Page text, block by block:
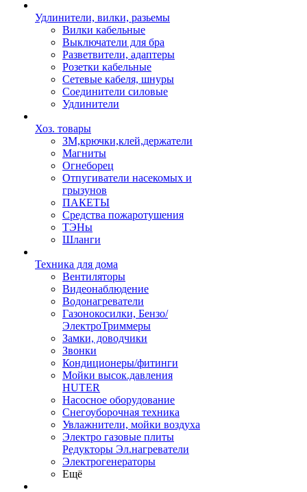
Удлинители, вилки, разьемы
Вилки кабельные
Выключатели для бра
Разветвители, адаптеры
Розетки кабельные
Сетевые кабеля, шнуры
Соединители силовые
Удлинители
Хоз. товары
ЗМ,крючки,клей,держатели
Магниты
Огнеборец
Отпугиватели насекомых и
грызунов
ПАКЕТЫ
Средства пожаротушения
ТЭНы
Шланги
Техника для дома
Вентиляторы
Видеонаблюдение
Водонагреватели
Газонокосилки, Бензо/
ЭлектроТриммеры
Замки, доводчики
Звонки
Кондиционеры/фитинги
Мойки высок.давления
HUTER
Насосное оборудование
Снегоуборочная техника
Увлажнители, мойки воздуха
Электро газовые плиты
Редукторы Эл.нагреватели
Электрогенераторы
Ещё